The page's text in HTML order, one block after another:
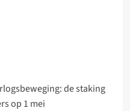
de staking
op 1 mei